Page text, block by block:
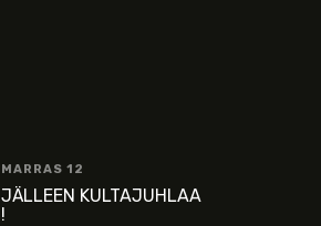
MARRAS 12
JÄLLEEN KULTAJUHLAA
!